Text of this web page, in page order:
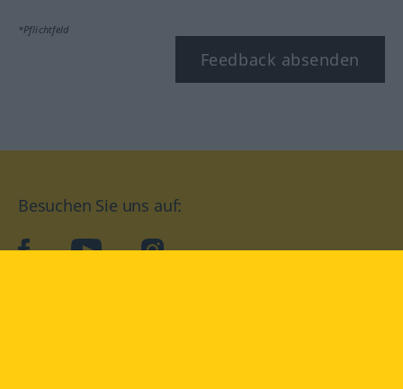
*Pflichtfeld
Feedback absenden
Besuchen Sie uns auf:
facebookYouTube Instagram